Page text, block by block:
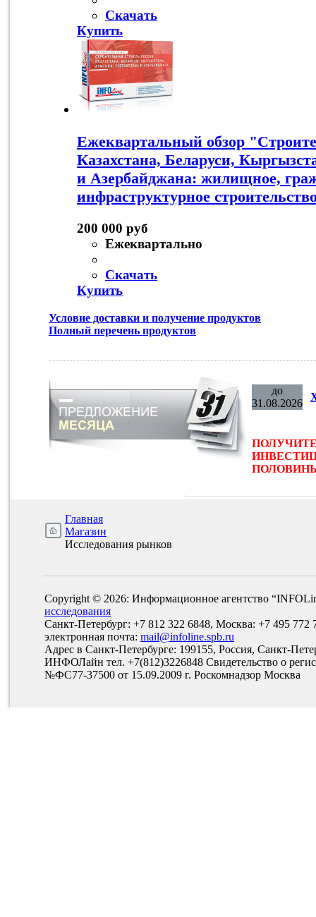
Скачать
Купить
Ежеквартальный обзор
Казахстана, Беларуси,
и Азербайджана: жилищное,
инфраструктурное
200 000 руб
Ежеквартально
Скачать
Купить
Условие доставки и получение продуктов
Полный перечень продуктов
до
31.08.2026
ПОЛОВИНЫ
Главная
Магазин
Исследования рынков
Copyright © 2026: Информационное агентство
исследования
Санкт-Петербург: +7 812 322 6848, Москва: +7 495 772
электронная почта: mail@infoline.spb.ru
Адрес в Санкт-Петербурге: 199155, Россия, Санкт-
ИНФОЛайн тел. +7(812)3226848 Свидетельство о
№ФС77-37500 от 15.09.2009 г. Роскомнадзор Москва